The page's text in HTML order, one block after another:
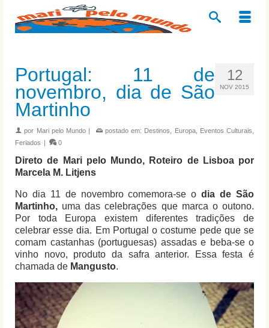
12
NOV 2015
Portugal: 11 de
novembro, dia de São
Martinho
por Mari pelo Mundo | postado em: Destinos Europa, Eventos Culturais
Feriados | 0
Direto de Mari pelo Mundo, Roteiro de Lisboa por
Marcela M. Litjens
No dia 11 de novembro comemora-se o dia de São
Martinho, uma das celebrações que marca o outono.
Por toda Europa existem diferentes tradições de
celebrar esse dia. Em Portugal o costume pede que se
comam castanhas (portuguesas) assadas e beba-se o
vinho novo, produto da safra anterior. Essa festa é
chamada de Mangusto.